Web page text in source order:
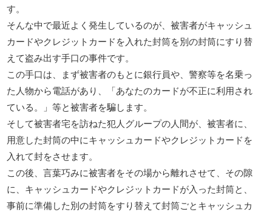
す。
そんな中で最近よく発生しているのが、被害者がキャッシュ
カードやクレジットカードを入れた封筒を別の封筒にすり替
えて盗み出す手口の事件です。
この手口は、まず被害者のもとに銀行員や、警察等を名乗っ
た人物から電話があり、「あなたのカードが不正に利用され
ている。」等と被害者を騙します。
そして被害者宅を訪ねた犯人グループの人間が、被害者に、
用意した封筒の中にキャッシュカードやクレジットカードを
入れて封をさせます。
この後、言葉巧みに被害者をその場から離れさせて、その隙
に、キャッシュカードやクレジットカードが入った封筒と、
事前に準備した別の封筒をすり替えて封筒ごとキャッシュカ